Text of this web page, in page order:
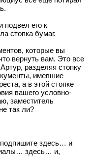
подвел его к
стопка бумаг.
которые вы
вернуть вам. Это все
разделяя стопку
имевшие
а в этой стопке
вашего условно-
заместитель
так ли?
здесь… и
здесь… и,